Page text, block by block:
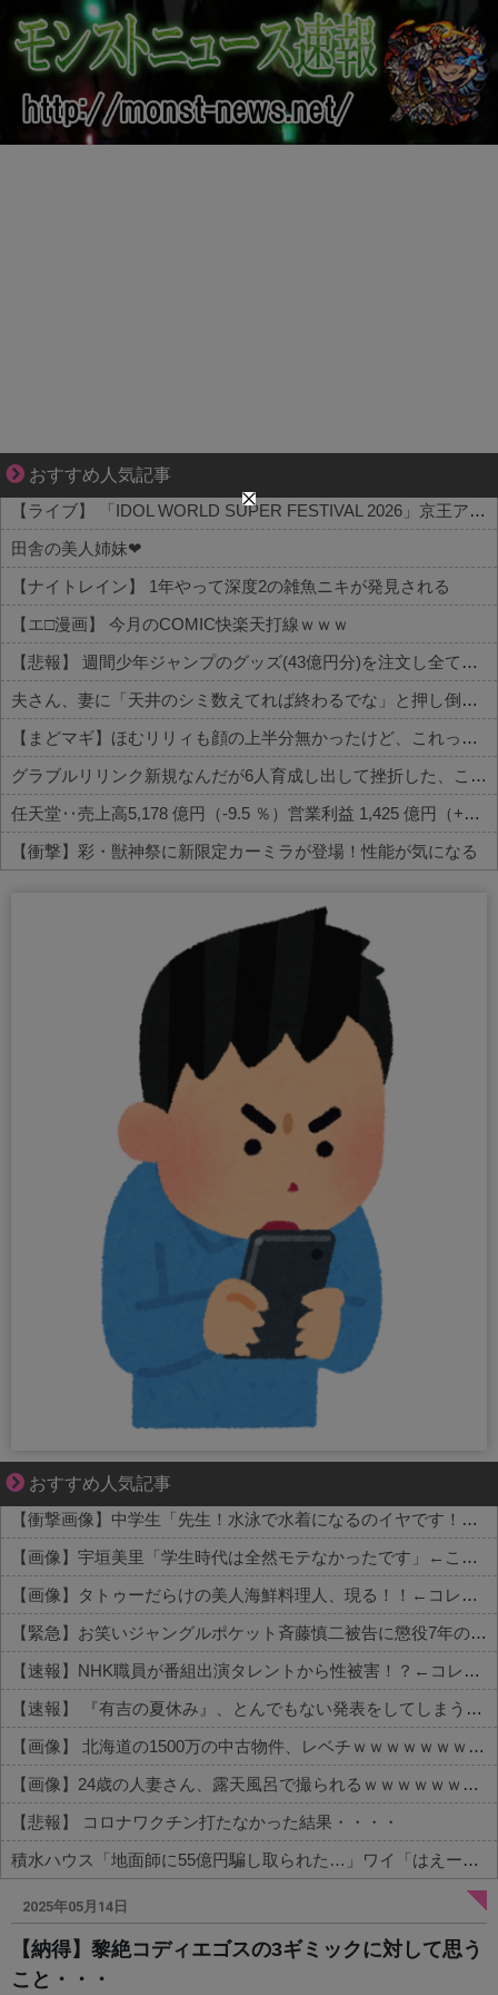
おすすめ人気記事
平穏が少しずつ壊れていく家族の物語。
【ライブ】 「IDOL WORLD SUPER FESTIVAL 2026」京王アリーナTOKYO開催決定
田舎の美人姉妹❤
【ナイトレイン】 1年やって深度2の雑魚ニキが発見される
【エ□漫画】 今月のCOMIC快楽天打線ｗｗｗ
【悲報】 週間少年ジャンプのグッズ(43億円分)を注文し全てキャンセルした女逮捕ｗｗｗｗｗｗｗｗ
夫さん、妻に「天井のシミ数えてれば終わるでな」と押し倒されて性行為 → 凄いことになるｗｗｗｗｗ
【まどマギ】ほむリリィも顔の上半分無かったけど、これって何かの伏線だったりするのかな…
グラブルリリンク新規なんだが6人育成し出して挫折した、これ全キャラ育成するのにどんだけかかるの？
任天堂‥売上高5,178 億円（-9.5 ％）営業利益 1,425 億円（+150.5 %）
【衝撃】彩・獣神祭に新限定カーミラが登場！性能が気になる
おすすめ人気記事
身近すぎる“厄介な人たち”が大集合！
【衝撃画像】中学生「先生！水泳で水着になるのイヤです！」先生「分かった」→結果まさかの『こう』なってしまうw w w w w w w
【画像】宇垣美里「学生時代は全然モテなかったです」←これほんまかぁ？w w w w w w w w
【画像】タトゥーだらけの美人海鮮料理人、現る！！←コレはセクシー過ぎてワイらにブッ刺さりまくりw w w w w w w w w
【緊急】お笑いジャングルポケット斉藤慎二被告に懲役7年の求刑←これ…
【速報】NHK職員が番組出演タレントから性被害！？←コレマジならヤバくねーか？
【速報】 『有吉の夏休み』、とんでもない発表をしてしまう！！！！！
【画像】 北海道の1500万の中古物件、レベチｗｗｗｗｗｗｗｗｗｗｗｗｗｗｗｗｗｗｗｗ
【画像】24歳の人妻さん、露天風呂で撮られるｗｗｗｗｗｗｗｗｗｗｗｗｗｗｗｗｗ
【悲報】 コロナワクチン打たなかった結果・・・・
積水ハウス「地面師に55億円騙し取られた…」ワイ「はえーかわいそう…会社滅茶苦茶やろなぁ」→
Powered by livedoor 相互RSS
2025年05月14日
【納得】黎絶コディエゴスの3ギミックに対して思う
こと・・・